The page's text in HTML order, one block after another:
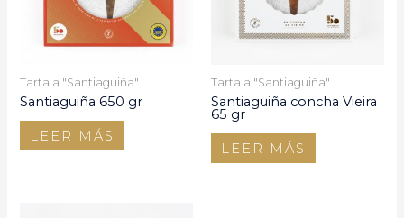
Tarta a "Santiaguiña"
Santiaguiña 650 gr
LEER MÁS
Tarta a "Santiaguiña"
Santiaguiña concha Vieira
65 gr
LEER MÁS